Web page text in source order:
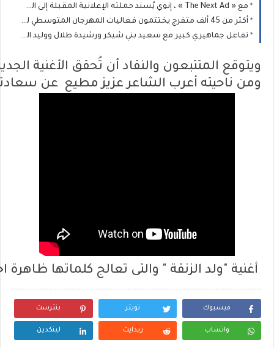
مع « The Next Ad » ، إنوي يُسند حملته الإعلانية المقبلة إلى الشباب المغربي
أكثر من 45 ألف متفرج يختتمون فعاليات المهرجان المتوسطي للناظور في أجواء استثنائية
تفاعل جماهيري كبير مع سعيد بني شيكر ورشيدة طلال ووليد الرحماني في المهرجان المتوسطي للناظور
ويتوقع المتتبعون والنقاد أن تُحقق الأغنية
ومن ناحيته أعرب الشاعر عزيز مطيع عن
أغنية "ولد الزنقة " والتى تعالج كلماتها ظاهرة
فيسبوك تويتر بنترست
واتساب ريدايت لينكدين